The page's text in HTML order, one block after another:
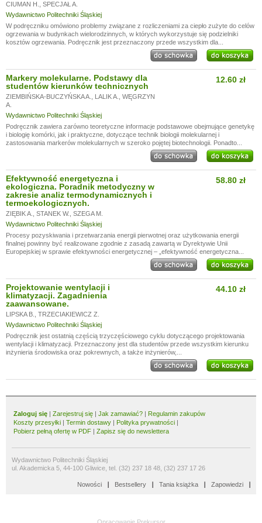
CIUMAN H.
SPECJAŁ A.
Wydawnictwo Politechniki Śląskiej
W podręczniku omówiono problemy związane z rozliczeniami za ciepło zużyte do celów
ogrzewania w budynkach wielorodzinnych, w których wykorzystuje się podzielniki
kosztów ogrzewania. Podręcznik jest przeznaczony przede wszystkim dla...
Markery molekularne. Podstawy dla
studentów kierunków technicznych
ZIEMBIŃSKA-BUCZYŃSKA A. LALIK A.
WĘGRZYN
A.
Wydawnictwo Politechniki Śląskiej
12.60 zł
Podręcznik zawiera zarówno teoretyczne informacje podstawowe obejmujące genetykę
i biologię komórki, jak i praktyczne, dotyczące technik biologii molekularnej i
zastosowania markerów molekularnych w szeroko pojętej biotechnologii. Ponadto...
Efektywność energetyczna i
ekologiczna. Poradnik metodyczny w
zakresie analiz termodynamicznych i
termoekologicznych.
ZIĘBIK A. STANEK W. SZEGA M.
Wydawnictwo Politechniki Śląskiej
58.80 zł
Procesy pozyskiwania i przetwarzania energii pierwotnej oraz użytkowania energii
finalnej powinny być realizowane zgodnie z zasadą zawartą w Dyrektywie Unii
Europejskiej w sprawie efektywności energetycznej – „efektywność energetyczna...
Projektowanie wentylacji i
klimatyzacji. Zagadnienia
zaawansowane.
LIPSKA B.
TRZECIAKIEWICZ Z.
Wydawnictwo Politechniki Śląskiej
44.10 zł
Podręcznik jest ostatnią częścią trzyczęściowego cyklu dotyczącego projektowania
wentylacji i klimatyzacji. Przeznaczony jest dla studentów przede wszystkim kierunku
inżynieria środowiska oraz pokrewnych, a także inżynierów,...
Zaloguj się | Zarejestruj się | Jak zamawiać? | Regulamin zakupów
Koszty przesyłki | Termin dostawy | Polityka prywatności |
Pobierz pełną ofertę w PDF | Zapisz się do newslettera
Wydawnictwo Politechniki Śląskiej
ul. Akademicka 5, 44-100 Gliwice, tel. (32) 237 18 48, (32) 237 17 26
Nowości Bestsellery Tania książka Zapowiedzi